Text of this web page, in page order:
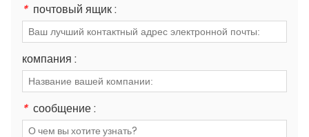
* почтовый ящик :
компания :
* сообщение :